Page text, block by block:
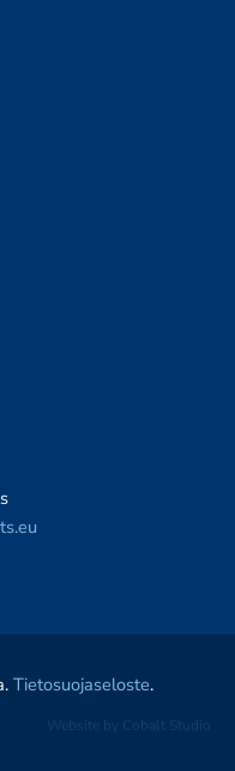
Tietosuojaseloste.
Website by Cobalt Studio